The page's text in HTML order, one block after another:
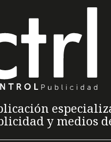
y medios